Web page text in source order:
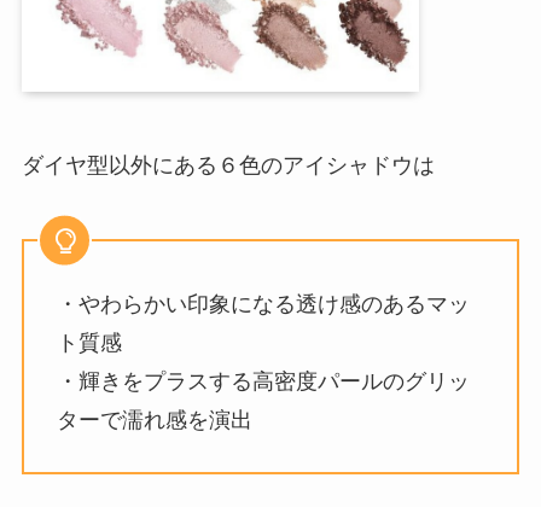
ダイヤ型以外にある６色のアイシャドウは
・やわらかい印象になる透け感のあるマッ
ト質感
・輝きをプラスする高密度パールのグリッ
ターで濡れ感を演出